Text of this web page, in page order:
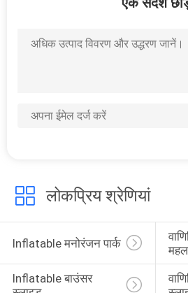
लोकप्रिय श्रेणियां
Inflatable मनोरंजन पार्क
महल
Inflatable बाउंसर